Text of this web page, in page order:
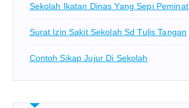
Sekolah Ikatan Dinas Yang Sepi Peminat
Surat Izin Sakit Sekolah Sd Tulis Tangan
Contoh Sikap Jujur Di Sekolah